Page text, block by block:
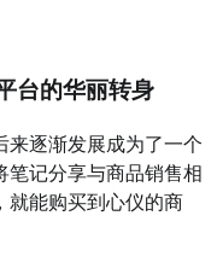
台的华丽转身
来逐渐发展成为了一个
笔记分享与商品销售相
就能购买到心仪的商